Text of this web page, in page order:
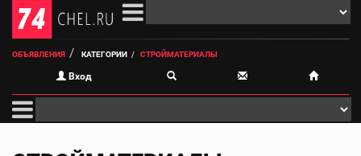
ОБЪЯВЛЕНИЯ КАТЕГОРИИ СТРОЙМАТЕРИАЛЫ
Вход